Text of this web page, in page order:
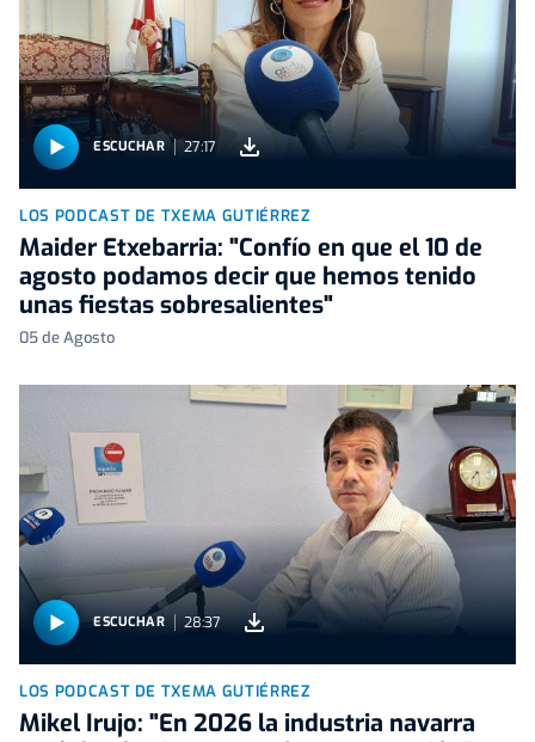
ESCUCHAR 27:17
LOS PODCAST DE TXEMA GUTIÉRREZ
Maider Etxebarria: "Confío en que el 10 de
agosto podamos decir que hemos tenido
unas fiestas sobresalientes"
05 de Agosto
ESCUCHAR 28:37
LOS PODCAST DE TXEMA GUTIÉRREZ
Mikel Irujo: "En 2026 la industria navarra